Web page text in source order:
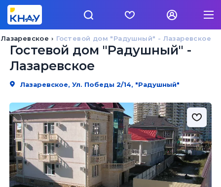
Гостевой дом "Радушный" - Лазаревское
Лазаревское
Гостевой дом "Радушный" -
Лазаревское
Лазаревское, Ул. Победы 2/14, "Радушный"